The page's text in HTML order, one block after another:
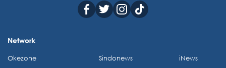
Network
Okezone
Sindonews
iNews